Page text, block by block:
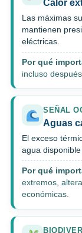
Calor
Las máximas
mantienen
eléctricas.
Por qué
incluso
SEÑAL
Aguas
El exceso
agua
Por qué
extremos,
económicas.